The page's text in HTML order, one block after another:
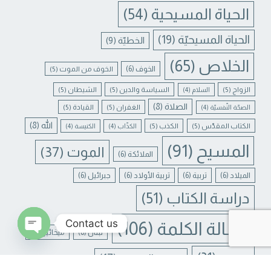
الحياة المسيحية (54)
الحياة المسيحيّة (19) الخطيّة (9)
الخلاص (65) الخوف (6) الخوف من الموت (5)
الزواج (5) السلام (4) السياسة والدين (5) الشيطان (5)
الصحّة النّفسيّة (4) الصلاة(8) الغفران (5) القيادة (5)
الكتاب المقدّس (5) الكذب (5) الكذّاب (4) الكنيسة (4) الله (8)
المسيح (91) الملائكة (6) الموت (37)
الميلاد (6) تربية (6) تربية الأولاد (6) جبرائيل (6)
دراسة الكتاب (51)
رسالة الكلمة (106) لبنان(6) ميخائيل(6)
(31) يسوع المسيح (17)
Contact us